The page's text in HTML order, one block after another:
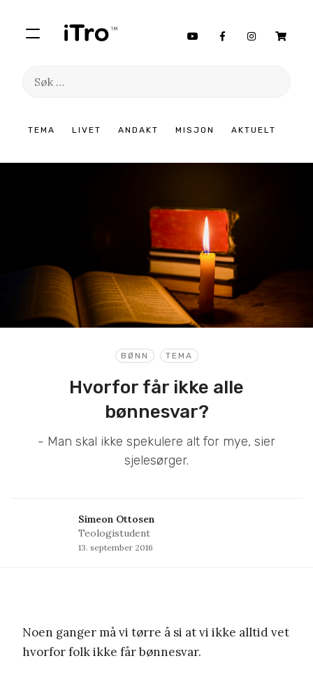
TEMA LIVET ANDAKT MISJON AKTUELT
Søk
innhold
BØNN TEMA
Hvorfor får ikke alle
bønnesvar?
- Man skal ikke spekulere alt for mye, sier
sjelesørger.
Simeon Ottosen
Teologistudent
13. september 2016
Noen ganger må vi tørre å si at vi ikke alltid vet
hvorfor folk ikke får bønnesvar.